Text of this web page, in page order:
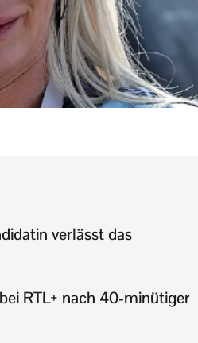
verlässt das
RTL+ nach 40-minütiger